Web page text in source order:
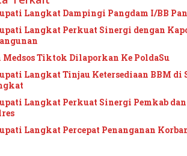
Langkat Dampingi Pangdam I/BB
Langkat Perkuat Sinergi dengan
Tiktok Dilaporkan Ke PoldaSu
Langkat Tinjau Ketersediaan BBM di
Langkat Perkuat Sinergi Pemkab
Langkat Percepat Penanganan